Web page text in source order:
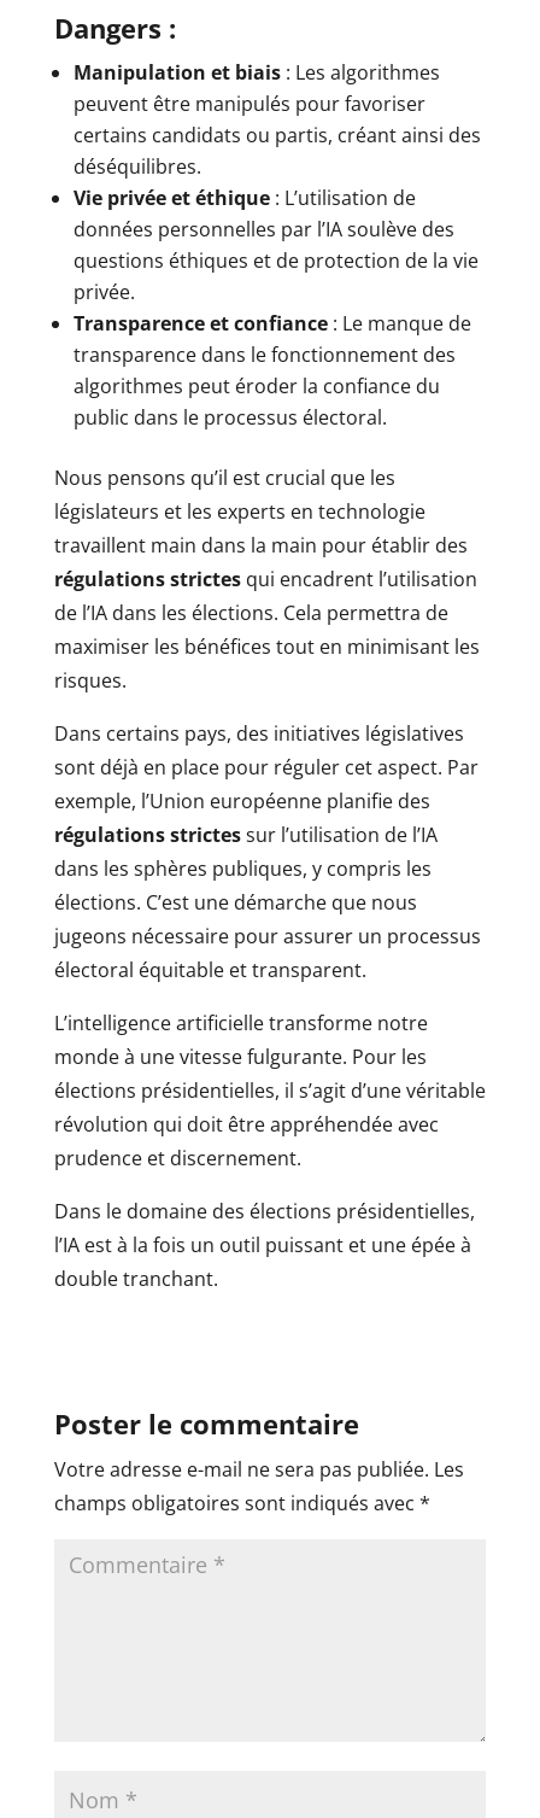
Dangers :
Manipulation et biais: Les algorithmes
peuvent être manipulés pour favoriser
certains candidats ou partis, créant ainsi des
déséquilibres.
Vie privée et éthique: L’utilisation de
données personnelles par l’IA soulève des
questions éthiques et de protection de la vie
privée.
Transparence et confiance: Le manque de
transparence dans le fonctionnement des
algorithmes peut éroder la confiance du
public dans le processus électoral.
Nous pensons qu’il est crucial que les
législateurs et les experts en technologie
travaillent main dans la main pour établir des
régulations strictesqui encadrent l’utilisation
de l’IA dans les élections. Cela permettra de
maximiser les bénéfices tout en minimisant les
risques.
Dans certains pays, des initiatives législatives
sont déjà en place pour réguler cet aspect. Par
exemple, l’Union européenne planifie des
régulations strictessur l’utilisation de l’IA
dans les sphères publiques, y compris les
élections. C’est une démarche que nous
jugeons nécessaire pour assurer un processus
électoral équitable et transparent.
L’intelligence artificielle transforme notre
monde à une vitesse fulgurante. Pour les
élections présidentielles, il s’agit d’une véritable
révolution qui doit être appréhendée avec
prudence et discernement.
Dans le domaine des élections présidentielles,
l’IA est à la fois un outil puissant et une épée à
double tranchant.
Poster le commentaire
Votre adresse e-mail ne sera pas publiée. Les
champs obligatoires sont indiqués avec *